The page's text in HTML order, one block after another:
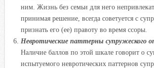
ним. Жизнь без семьи для него
принимая решение, всегда советуется с
признать его (ее) правоту во время ссоры.
Невротические паттерны супружеского
Наличие баллов по этой шкале говорит о
испытуемого невротических паттернов